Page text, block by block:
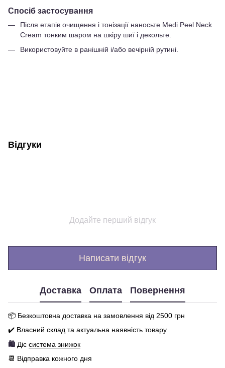
Спосіб застосування
Після етапів очищення і тонізації наносьте Medi Peel Neck
Cream тонким шаром на шкіру шиї і декольте.
Використовуйте в ранішній і/або вечірній рутині.
Відгуки
Додайте перший відгук
Написати відгук
Доставка Оплата Повернення
📦 Безкоштовна доставка на замовлення від 2500 грн
✔️ Власний склад та актуальна наявність товару
🛍️ Діє система знижок
📆 Відправка кожного дня